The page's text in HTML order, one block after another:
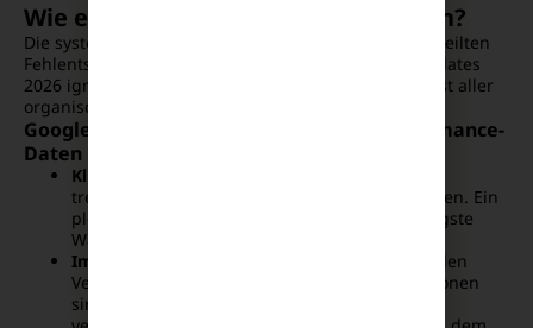
Wie erkenne ich ob ich betroffen bin?
Die systematische Auswertung schützt dich vor übereilten
Fehlentscheidungen im Marketing. Wer die SEO-Updates
2026 ignorieren will, riskiert den langfristigen Verlust aller
organischen Kanäle.
Google Search Console: Die internen Performance-
Daten
Klicks (Zeitverlauf):
treppenartigen Knick exakt zu den Update-Daten. Ein
plötzlicher, dauerhafter Abfall ist das eindeutigste
Warnsignal.
Impressionen (Einbruch vs. Bug):
Vergleiche den
Verlauf mit den Klicks. Wenn nur die Impressionen
sinken, aber die Klicks stabil bleiben, bist du